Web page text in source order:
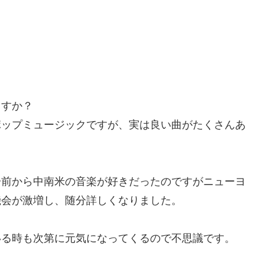
か？
プミュージックですが、実は良い曲がたくさんあ
から中南米の音楽が好きだったのですがニューヨ
が激増し、随分詳しくなりました。
時も次第に元気になってくるので不思議です。